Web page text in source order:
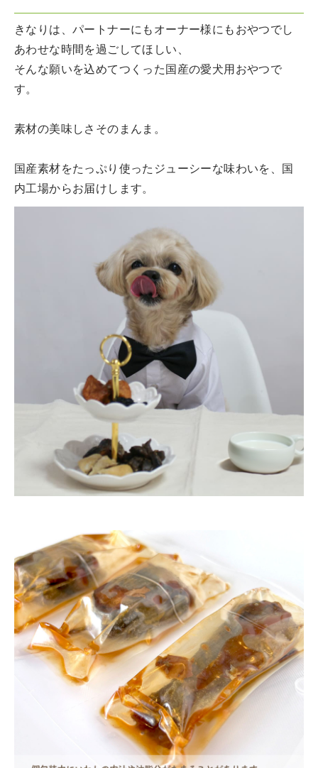
きなりは、パートナーにもオーナー様にもおやつでし
あわせな時間を過ごしてほしい、
そんな願いを込めてつくった国産の愛犬用おやつで
す。
素材の美味しさそのまんま。
国産素材をたっぷり使ったジューシーな味わいを、国
内工場からお届けします。